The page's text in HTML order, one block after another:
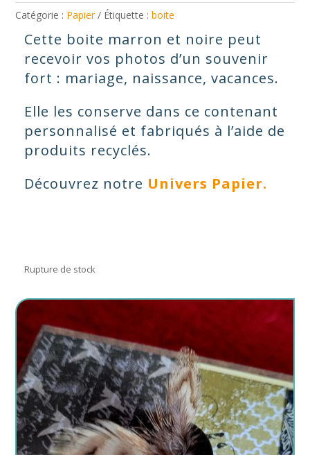
Catégorie : Papier Étiquette :boite
Cette boite marron et noire peut
recevoir vos photos d’un souvenir
fort : mariage, naissance, vacances.
Elle les conserve dans ce contenant
personnalisé et fabriqués à l’aide de
produits recyclés.
Découvrez notre Univers Papier.
Rupture de stock